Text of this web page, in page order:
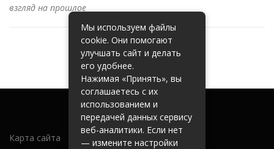
взгляд на прошлое
Карта сайта
Мы используем файлы
cookie. Они помогают
улучшать сайт и делать
его удобнее.
Нажимая «Принять», вы
соглашаетесь с их
использованием и
передачей данных сервису
веб-аналитики. Если нет
— измените настройки